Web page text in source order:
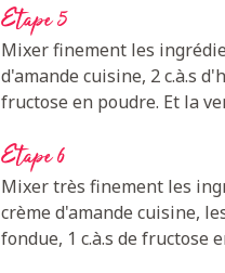
Etape 5
Mixer finement les
d'amande cuisine, 2 c.à.s
fructose en poudre. Et la
Etape 6
Mixer très finement les
crème d'amande cuisine,
fondue, 1 c.à.s de fructose